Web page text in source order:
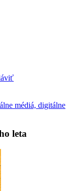
médiá, digitálne
leta